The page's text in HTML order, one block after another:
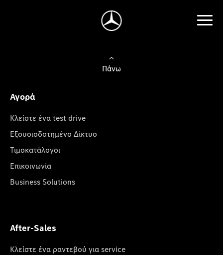
Πάνω
Αγορά
Κλείστε ένα test drive
Εξουσιοδοτημένο Δίκτυο
Τιμοκατάλογοι
Επικοινωνία
Business Solutions
After-Sales
Κλείστε ένα ραντεβού για service